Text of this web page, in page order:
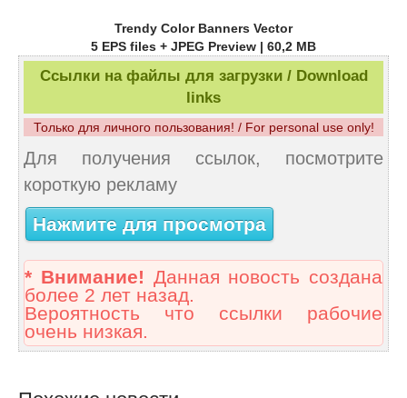
Trendy Color Banners Vector
5 EPS files + JPEG Preview | 60,2 MB
Ссылки на файлы для загрузки / Download
links
Только для личного пользования! / For personal use only!
Для получения ссылок, посмотрите
короткую рекламу
Нажмите для просмотра
* Внимание! Данная новость создана
более 2 лет назад.
Вероятность что ссылки рабочие
очень низкая.